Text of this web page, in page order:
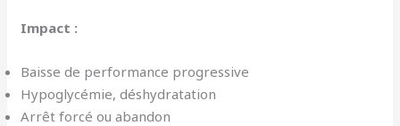
Impact :
Baisse de performance progressive
Hypoglycémie, déshydratation
Arrêt forcé ou abandon